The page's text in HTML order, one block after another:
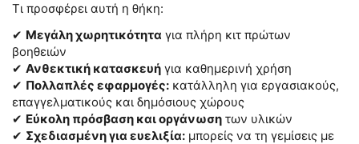
Τι προσφέρει αυτή η θήκη:
✔ Μεγάλη χωρητικότητα για πλήρη κιτ πρώτων
βοηθειών
✔ Ανθεκτική κατασκευή για καθημερινή χρήση
✔ Πολλαπλές εφαρμογές: κατάλληλη για εργασιακούς,
επαγγελματικούς και δημόσιους χώρους
✔ Εύκολη πρόσβαση και οργάνωση των υλικών
✔ Σχεδιασμένη για ευελιξία: μπορείς να τη γεμίσεις με